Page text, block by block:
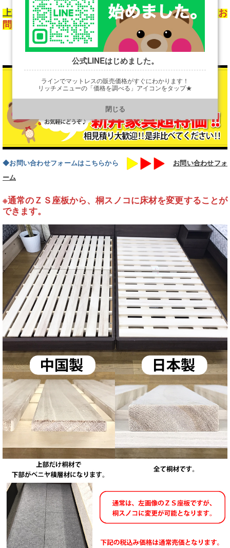
上記価格は通常売価になります。新井家具超特価はお
問い合わせ下さい。
◆お問い合わせフォームはこちらから
お問い合わせフォ
ーム
※通常のＺＳ座板から、桐スノコに床材を変更することが
できます。
公式LINEはじめました。
ラインでマットレスの販売価格がすぐにわかります！
リッチメニューの「価格を調べる」アイコンをタップ★
https://line.me/R/ti/p/@901ptzjz
閉じる